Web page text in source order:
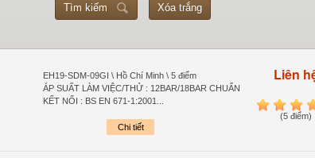
Tìm kiếm
EH19-SDM-09GI \ Hồ Chí Minh \ 5 điểm
ÁP SUẤT LÀM VIỆC/THỬ : 12BAR/18BAR CHUẨN
KẾT NỐI : BS EN 671-1:2001...
Chi tiết
Liên
1 2 3 4
(5 điểm)